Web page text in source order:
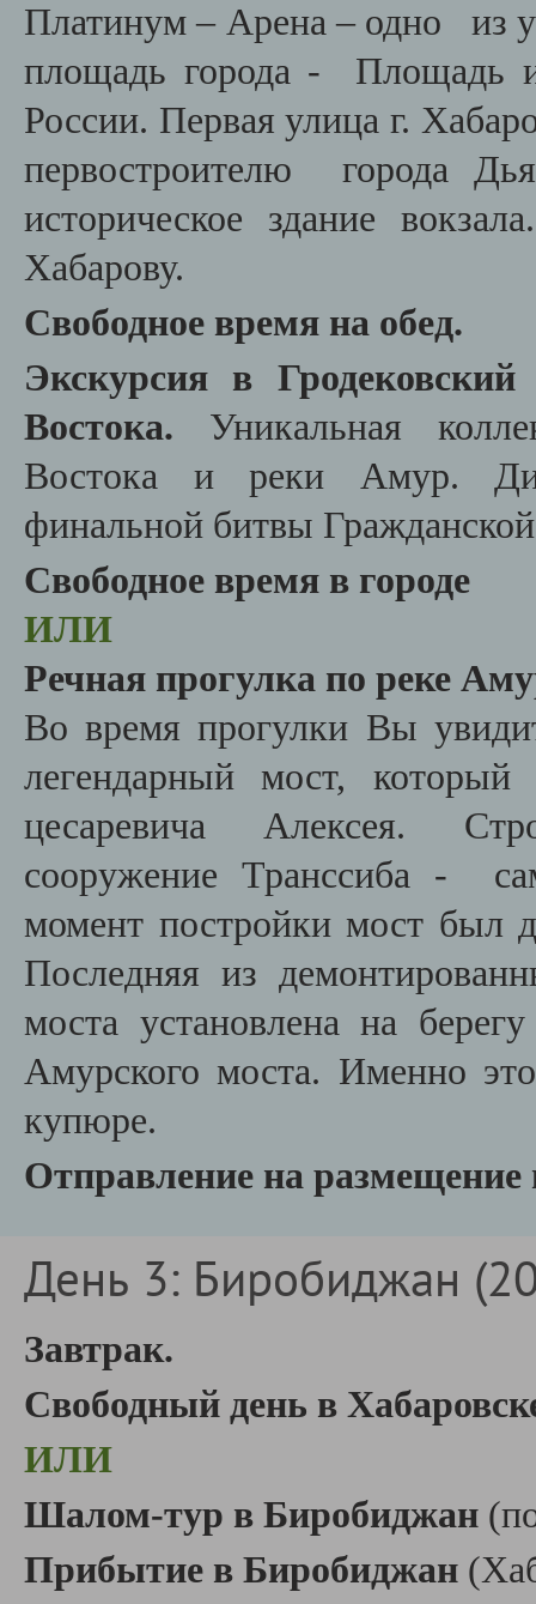
Платинум – Арена – одно из
площадь города - Площадь
России. Первая улица г.
первостроителю города
историческое здание
Хабарову.
Свободное время на обед.
Экскурсия в
Востока. Уникальная
Востока и реки Амур.
финальной битвы
Свободное время в городе
ИЛИ
Речная прогулка по реке
Во время прогулки Вы
легендарный мост,
цесаревича Алексея.
сооружение Транссиба -
момент постройки мост был
Последняя из
моста установлена на
Амурского моста. Именно
купюре.
Отправление на размещение
День 3: Биробиджан
Завтрак.
Свободный день в
ИЛИ
Шалом-тур в Биробиджан
Прибытие в Биробиджан